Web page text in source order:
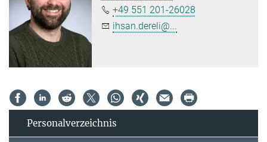
+49 551 201-26028
ihsan.dereli@...
Personal­verzeichnis